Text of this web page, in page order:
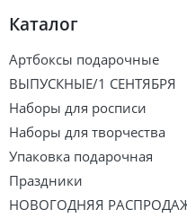
Каталог
Артбоксы подарочные
ВЫПУСКНЫЕ/1 СЕНТЯБРЯ
Наборы для росписи
Наборы для творчества
Упаковка подарочная
Праздники
НОВОГОДНЯЯ